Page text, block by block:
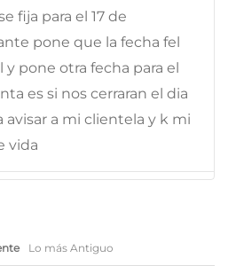
fija para el 17 de
pone que la fecha fel
y pone otra fecha para el
es si nos cerraran el dia
avisar a mi clientela y k mi
vida
Lo más Antiguo